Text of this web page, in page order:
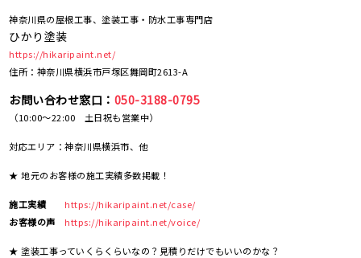
神奈川県の屋根工事、塗装工事・防水工事専門店
ひかり塗装
https://hikaripaint.net/
住所：神奈川県横浜市戸塚区舞岡町2613-A
お問い合わせ窓口： 050-3188-0795
（10:00～22:00 土日祝も営業中）
対応エリア：神奈川県横浜市、他
★ 地元のお客様の施工実績多数掲載！
施工実績
https://hikaripaint.net/case/
お客様の声
https://hikaripaint.net/voice/
★ 塗装工事っていくらくらいなの？見積りだけでもいいのかな？